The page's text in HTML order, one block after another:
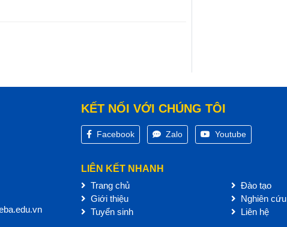
KẾT NỐI VỚI CHÚNG TÔI
Facebook Zalo Youtube
LIÊN KẾT NHANH
Trang chủ
Giới thiệu
Tuyển sinh
Đào tạo
Nghiên cứu
Liên hệ